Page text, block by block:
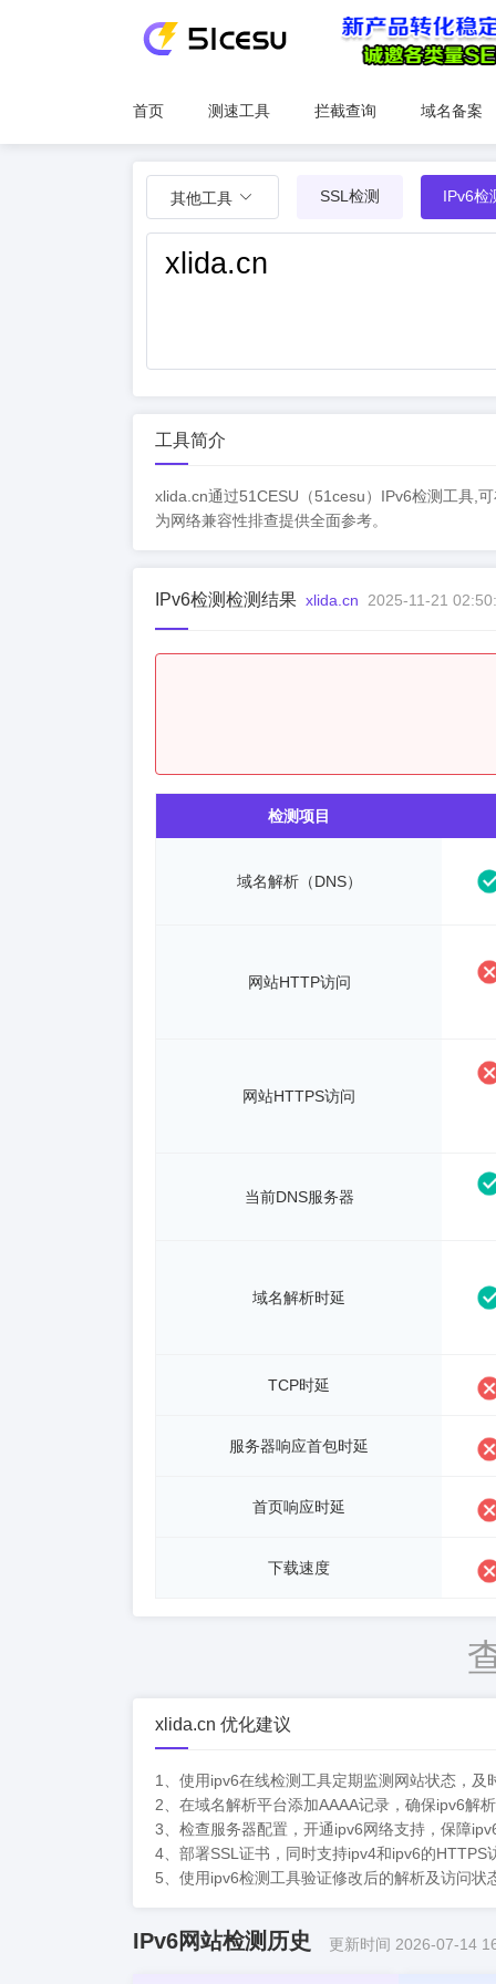
首页 测速工具 拦截查询 域名备案
其他工具 SSL检测 IPv6检
工具简介
xlida.cn通过51CESU（51cesu）IPv6检测工具,
为网络兼容性排查提供全面参考。
IPv6检测检测结果 xlida.cn 2025-11-21
检测项目
域名解析（DNS）
网站HTTP访问
网站HTTPS访问
当前DNS服务器
域名解析时延
TCP时延
服务器响应首包时延
首页响应时延
下载速度
xlida.cn 优化建议
1、使用ipv6在线检测工具定期监测网站状态，及
2、在域名解析平台添加AAAA记录，确保ipv6解
3、检查服务器配置，开通ipv6网络支持，保障
4、部署SSL证书，同时支持ipv4和ipv6的HTTPS
5、使用ipv6检测工具验证修改后的解析及访问状
IPv6网站检测历史 更新时间 2026-07-14